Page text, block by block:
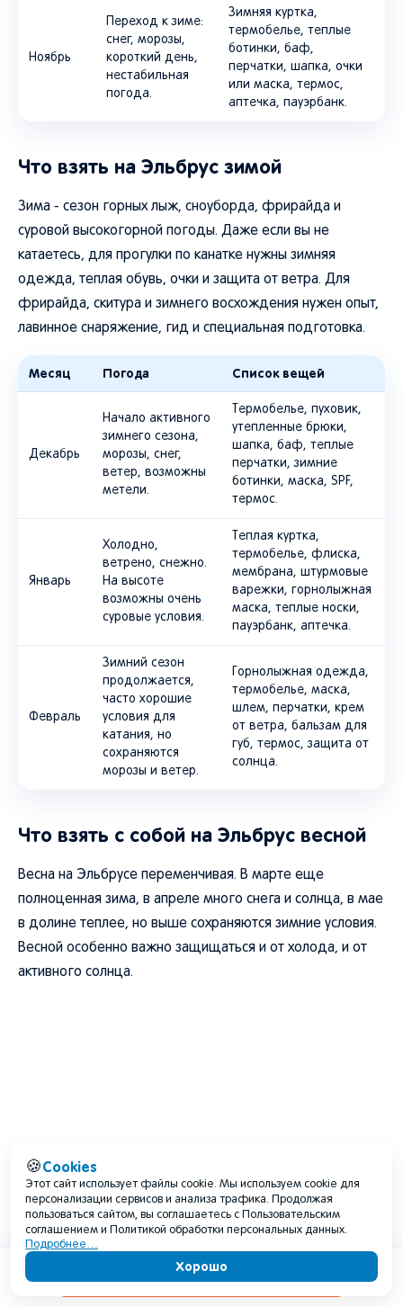
Ноябрь
Переход к зиме:
снег, морозы,
короткий день,
нестабильная
погода.
Зимняя куртка,
термобелье, теплые
ботинки, баф,
перчатки, шапка, очки
или маска, термос,
аптечка, пауэрбанк.
Что взять на Эльбрус зимой
Зима - сезон горных лыж, сноуборда, фрирайда и
суровой высокогорной погоды. Даже если вы не
катаетесь, для прогулки по канатке нужны зимняя
одежда, теплая обувь, очки и защита от ветра. Для
фрирайда, скитура и зимнего восхождения нужен опыт,
лавинное снаряжение, гид и специальная подготовка.
Месяц Погода Список вещей
Декабрь
Начало активного
зимнего сезона,
морозы, снег,
ветер, возможны
метели.
Термобелье, пуховик,
утепленные брюки,
шапка, баф, теплые
перчатки, зимние
ботинки, маска, SPF,
термос.
Январь
Холодно,
ветрено, снежно.
На высоте
возможны очень
суровые условия.
Теплая куртка,
термобелье, флиска,
мембрана, штурмовые
варежки, горнолыжная
маска, теплые носки,
пауэрбанк, аптечка.
Февраль
Зимний сезон
продолжается,
часто хорошие
условия для
катания, но
сохраняются
морозы и ветер.
Горнолыжная одежда,
термобелье, маска,
шлем, перчатки, крем
от ветра, бальзам для
губ, термос, защита от
солнца.
Что взять с собой на Эльбрус весной
Весна на Эльбрусе переменчивая. В марте еще
полноценная зима, в апреле много снега и солнца, в мае
в долине теплее, но выше сохраняются зимние условия.
Весной особенно важно защищаться и от холода, и от
активного солнца.
Содержание
🍪Cookies
Этот сайт использует файлы cookie. Мы используем cookie для
персонализации сервисов и анализа трафика. Продолжая
пользоваться сайтом, вы соглашаетесь с Пользовательским
соглашением и Политикой обработки персональных данных.
Подробнее…
Хорошо